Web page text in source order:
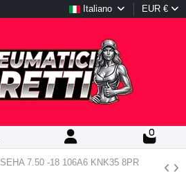
Italiano EUR €
0
SEHA 7.50 -18 106A6 KNK35 8PR